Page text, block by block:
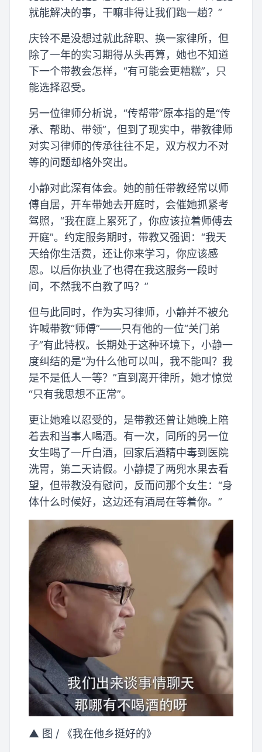
就能解决的事，干嘛非得让我们跑一趟？”
庆铃不是没想过就此辞职、换一家律所，但
除了一年的实习期得从头再算，她也不知道
下一个带教会怎样，“有可能会更糟糕”，只
能选择忍受。
另一位律师分析说，“传帮带”原本指的是“传
承、帮助、带领”，但到了现实中，带教律师
对实习律师的传承往往不足，双方权力不对
等的问题却格外突出。
小静对此深有体会。她的前任带教经常以师
傅自居，开车带她去开庭时，会催她抓紧考
驾照，“我在庭上累死了，你应该拉着师傅去
开庭”。约定服务期时，带教又强调：“我天
天给你生活费，还让你来学习，你应该感
恩。以后你执业了也得在我这服务一段时
间，不然我不白教了吗？”
但与此同时，作为实习律师，小静并不被允
许喊带教“师傅”——只有他的一位“关门弟
子”有此特权。长期处于这种环境下，小静一
度纠结的是“为什么他可以叫，我不能叫？我
是不是低人一等？”直到离开律所，她才惊觉
“只有我思想不正常”。
更让她难以忍受的，是带教还曾让她晚上陪
着去和当事人喝酒。有一次，同所的另一位
女生喝了一斤白酒，回家后酒精中毒到医院
洗胃，第二天请假。小静提了两兜水果去看
望，但带教没有慰问，反而问那个女生：“身
体什么时候好，这边还有酒局在等着你。”
▲ 图 / 《我在他乡挺好的》